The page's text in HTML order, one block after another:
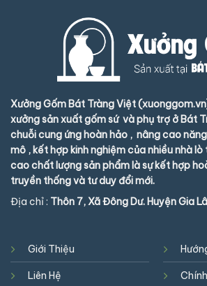
Xưởng Gốm Bát Tràng Việt
xưởng sản xuất gốm sứ và phụ trợ ở Bát
chuỗi cung ứng hoàn hảo , nâng cao
mô , kết hợp kinh nghiệm của nhiều nhà
cao chất lượng sản phẩm là sự kết hợp
truyền thống và tư duy đổi mới.
Địa chỉ : Thôn 7, Xã Đông Dư. Huyện Gia
Giới Thiệu
Liên Hệ